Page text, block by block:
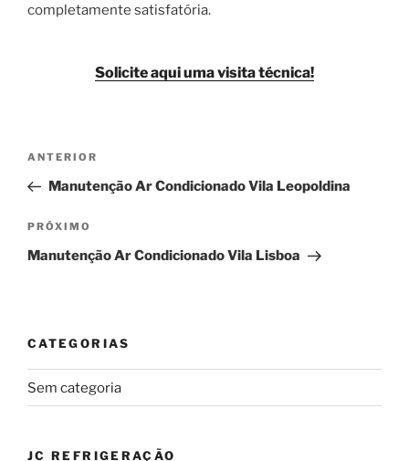
completamente satisfatória.
Solicite aqui uma visita técnica!
Navegação
Post
Post
anterior
ANTERIOR
Manutenção Ar Condicionado Vila Leopoldina
Próximo
post
PRÓXIMO
Manutenção Ar Condicionado Vila Lisboa
CATEGORIAS
Sem categoria
JC REFRIGERAÇÃO